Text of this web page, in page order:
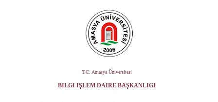
T.C. Amasya Üniversitesi
BILGI İŞLEM DAIRE BAŞKANLIĞI